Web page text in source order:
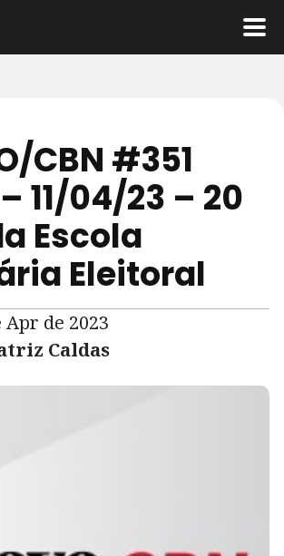
CBN #351
11/04/23 – 20
Escola
Eleitoral
de 2023
Caldas